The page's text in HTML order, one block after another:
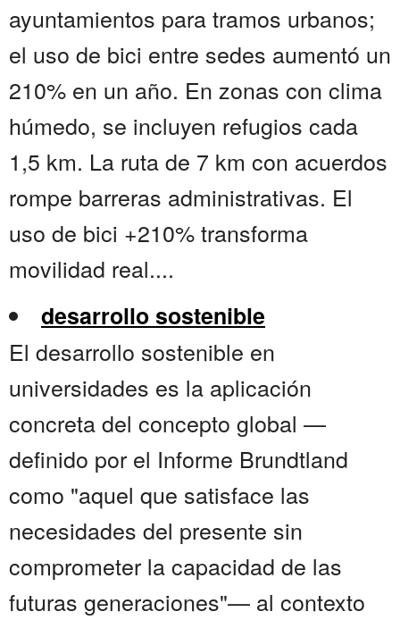
ayuntamientos para tramos urbanos;
el uso de bici entre sedes aumentó un
210% en un año. En zonas con clima
húmedo, se incluyen refugios cada
1,5 km. La ruta de 7 km con acuerdos
rompe barreras administrativas. El
uso de bici +210% transforma
movilidad real....
desarrollo sostenible
El desarrollo sostenible en
universidades es la aplicación
concreta del concepto global —
definido por el Informe Brundtland
como "aquel que satisface las
necesidades del presente sin
comprometer la capacidad de las
futuras generaciones"— al contexto